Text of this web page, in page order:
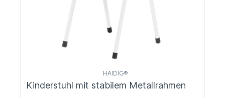
HAIDIG®
Kinderstuhl mit stabilem Metallrahmen